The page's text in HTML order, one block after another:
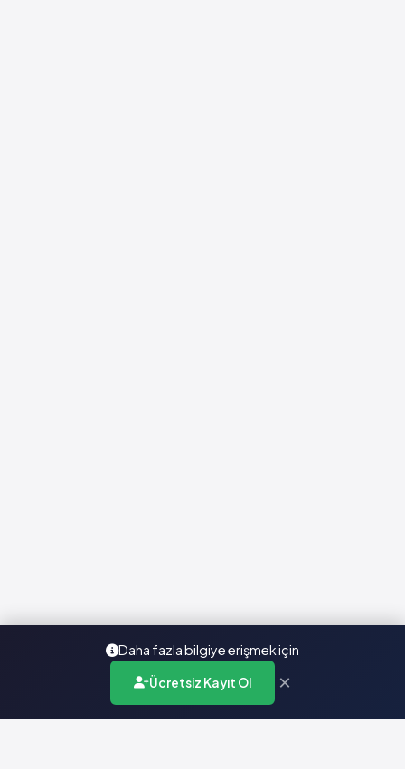
Daha fazla bilgiye erişmek için
Ücretsiz Kayıt Ol ×